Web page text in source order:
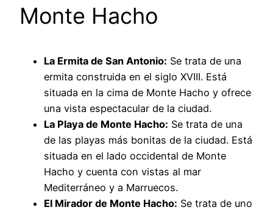
Monte Hacho
La Ermita de San Antonio: Se trata de una
ermita construida en el siglo XVIII. Está
situada en la cima de Monte Hacho y ofrece
una vista espectacular de la ciudad.
La Playa de Monte Hacho: Se trata de una
de las playas más bonitas de la ciudad. Está
situada en el lado occidental de Monte
Hacho y cuenta con vistas al mar
Mediterráneo y a Marruecos.
El Mirador de Monte Hacho: Se trata de uno